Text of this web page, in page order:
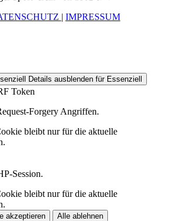
| IMPRESSUM
Details ausblenden für Essenziell
Token
Forgery Angriffen.
bleibt nur für die aktuelle
Session.
bleibt nur für die aktuelle
akzeptieren Alle ablehnen